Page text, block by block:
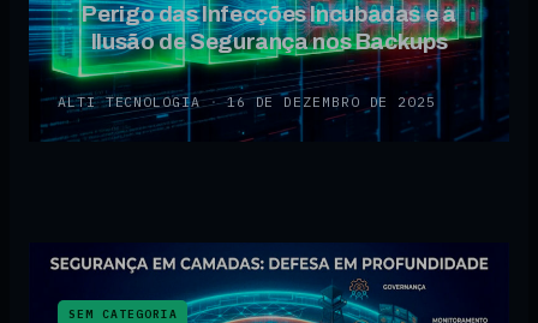
Perigo das Infecções Incubadas e a
Ilusão de Segurança nos Backups
ALTI TECNOLOGIA · 16 DE DEZEMBRO DE 2025
SEM CATEGORIA